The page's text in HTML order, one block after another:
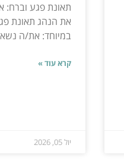
תאונת פגע וברח:
את הנהג תאונת
במיוחד: את/ה
קרא עוד »
יול 05, 2026